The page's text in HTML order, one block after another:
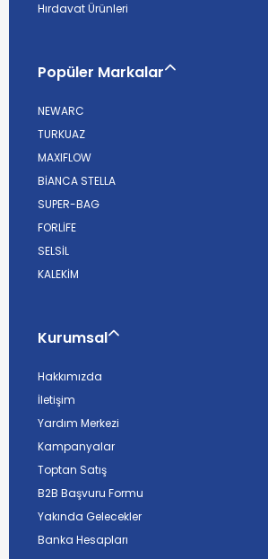
Hırdavat Ürünleri
Popüler Markalar
NEWARC
TURKUAZ
MAXIFLOW
BİANCA STELLA
SUPER-BAG
FORLİFE
SELSİL
KALEKİM
Kurumsal
Hakkımızda
İletişim
Yardım Merkezi
Kampanyalar
Toptan Satış
B2B Başvuru Formu
Yakında Gelecekler
Banka Hesapları